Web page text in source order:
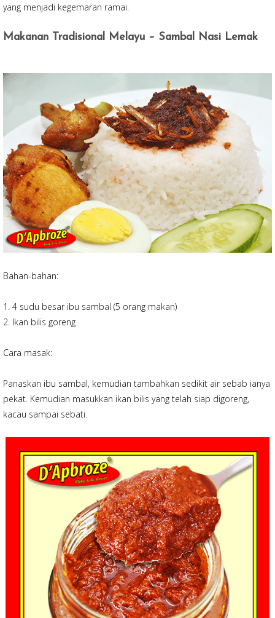
yang menjadi kegemaran ramai.
Makanan Tradisional Melayu – Sambal Nasi Lemak
Bahan-bahan:
1. 4 sudu besar ibu sambal (5 orang makan)
2. Ikan bilis goreng
Cara masak:
Panaskan ibu sambal, kemudian tambahkan sedikit air sebab ianya
pekat. Kemudian masukkan ikan bilis yang telah siap digoreng,
kacau sampai sebati.